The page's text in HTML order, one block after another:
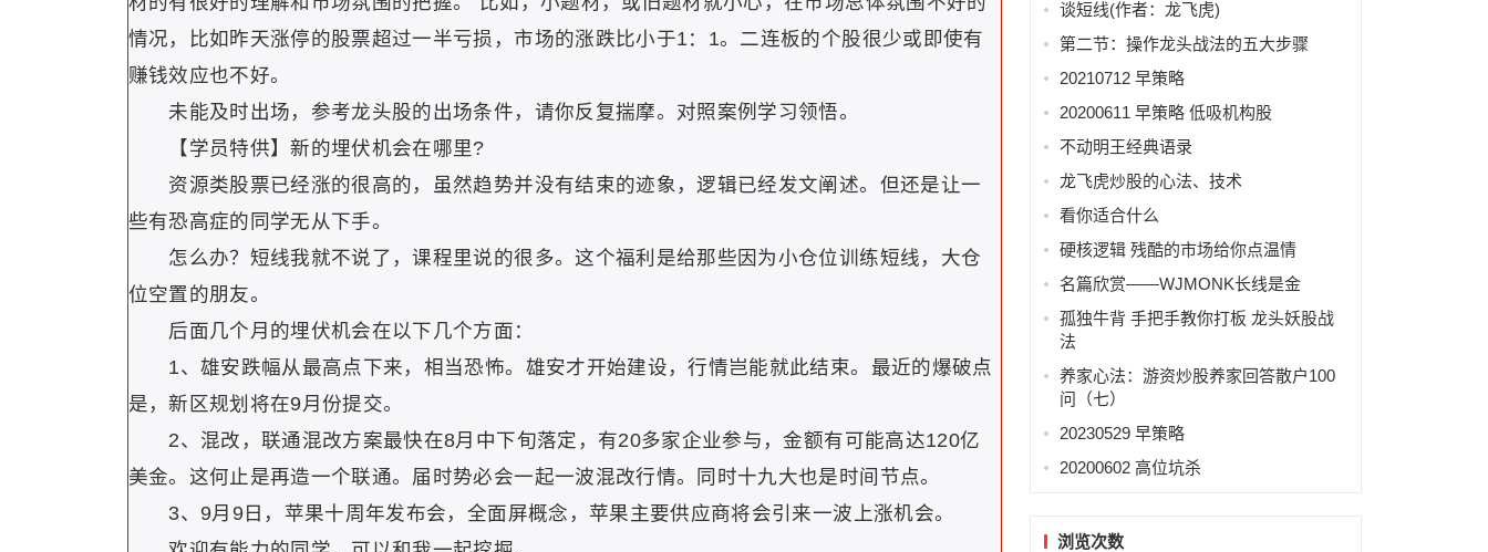
情况，比如昨天涨停的股票超过一半亏损，市场的涨跌比小于1：1。二连板的个股很少或即使有
赚钱效应也不好。
未能及时出场，参考龙头股的出场条件，请你反复揣摩。对照案例学习领悟。
【学员特供】新的埋伏机会在哪里?
资源类股票已经涨的很高的，虽然趋势并没有结束的迹象，逻辑已经发文阐述。但还是让一
些有恐高症的同学无从下手。
怎么办？短线我就不说了，课程里说的很多。这个福利是给那些因为小仓位训练短线，大仓
位空置的朋友。
后面几个月的埋伏机会在以下几个方面：
1、雄安跌幅从最高点下来，相当恐怖。雄安才开始建设，行情岂能就此结束。最近的爆破点
是，新区规划将在9月份提交。
2、混改，联通混改方案最快在8月中下旬落定，有20多家企业参与，金额有可能高达120亿
美金。这何止是再造一个联通。届时势必会一起一波混改行情。同时十九大也是时间节点。
3、9月9日，苹果十周年发布会，全面屏概念，苹果主要供应商将会引来一波上涨机会。
谈短线(作者：龙飞虎)
第二节：操作龙头战法的五大步骤
20210712 早策略
20200611 早策略 低吸机构股
不动明王经典语录
龙飞虎炒股的心法、技术
看你适合什么
硬核逻辑 残酷的市场给你点温情
名篇欣赏——WJMONK长线是金
孤独牛背 手把手教你打板 龙头妖股战
法
养家心法：游资炒股养家回答散户100
问（七）
20230529 早策略
20200602 高位坑杀
浏览次数